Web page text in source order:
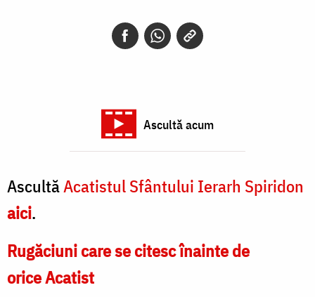
Ascultă acum
AscultăAcatistul Sfântului Ierarh Spiridon
aici.
Rugăciuni care se citesc înainte de
orice Acatist